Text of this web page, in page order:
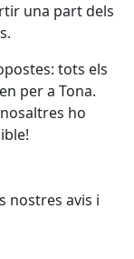
una part dels
tots els
per a Tona.
ho
nostres avis i